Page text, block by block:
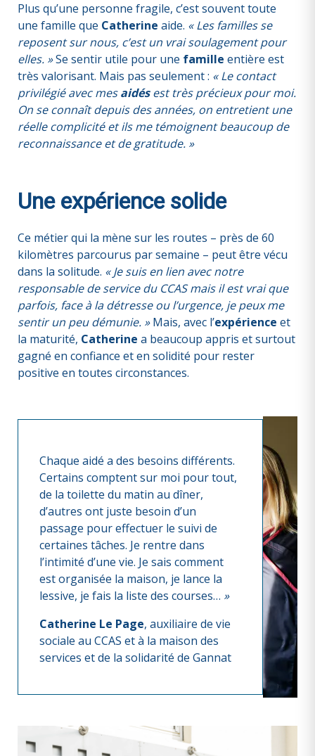
Plus qu’une personne fragile, c’est souvent toute
une famille que Catherine aide. « Les familles se
reposent sur nous, c’est un vrai soulagement pour
elles. »Se sentir utile pour une famille entière est
très valorisant. Mais pas seulement : « Le contact
privilégié avec mesaidésest très précieux pour moi.
On se connaît depuis des années, on entretient une
réelle complicité et ils me témoignent beaucoup de
reconnaissance et de gratitude. »
Une expérience solide
Ce métier qui la mène sur les routes – près de 60
kilomètres parcourus par semaine – peut être vécu
dans la solitude. « Je suis en lien avec notre
responsable de service du CCAS mais il est vrai que
parfois, face à la détresse ou l’urgence, je peux me
sentir un peu démunie. »Mais, avec l’expérience et
la maturité, Catherine a beaucoup appris et surtout
gagné en confiance et en solidité pour rester
positive en toutes circonstances.
Chaque aidé a des besoins différents.
Certains comptent sur moi pour tout,
de la toilette du matin au dîner,
d’autres ont juste besoin d’un
passage pour effectuer le suivi de
certaines tâches. Je rentre dans
l’intimité d’une vie. Je sais comment
est organisée la maison, je lance la
lessive, je fais la liste des courses… »
Catherine Le Page, auxiliaire de vie
sociale au CCAS et à la maison des
services et de la solidarité de Gannat